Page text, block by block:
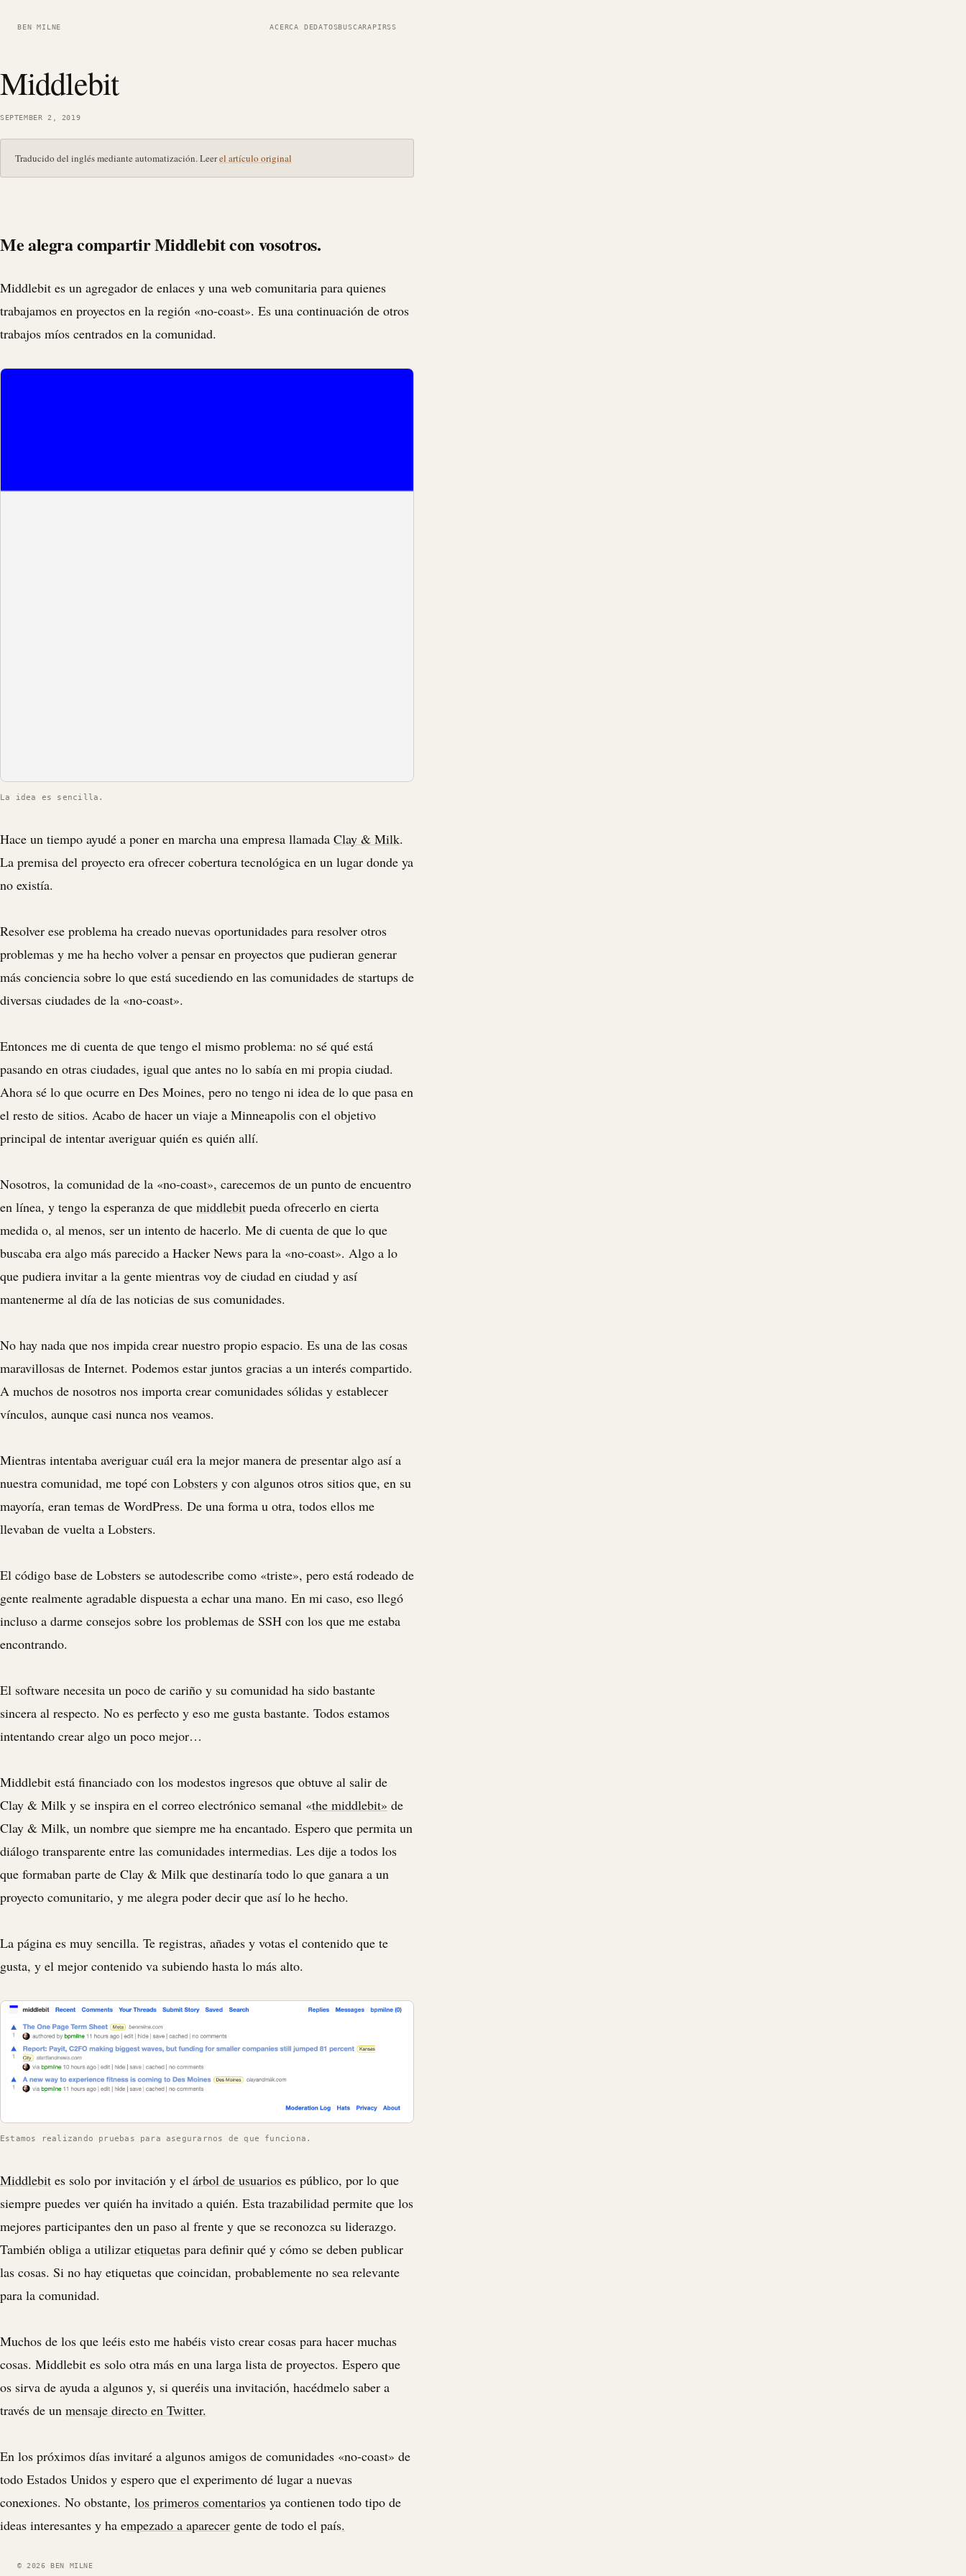
BEN MILNE ACERCA DEDATOSBUSCARAPIRSS
Middlebit
SEPTEMBER 2, 2019
Traducido del inglés mediante automatización. Leerel artículo original
Me alegra compartir Middlebit con vosotros.
Middlebit es un agregador de enlaces y una web comunitaria para quienes
trabajamos en proyectos en la región «no-coast». Es una continuación de otros
trabajos míos centrados en la comunidad.
La idea es sencilla.
Hace un tiempo ayudé a poner en marcha una empresa llamada Clay & Milk.
La premisa del proyecto era ofrecer cobertura tecnológica en un lugar donde ya
no existía.
Resolver ese problema ha creado nuevas oportunidades para resolver otros
problemas y me ha hecho volver a pensar en proyectos que pudieran generar
más conciencia sobre lo que está sucediendo en las comunidades de startups de
diversas ciudades de la «no-coast».
Entonces me di cuenta de que tengo el mismo problema: no sé qué está
pasando en otras ciudades, igual que antes no lo sabía en mi propia ciudad.
Ahora sé lo que ocurre en Des Moines, pero no tengo ni idea de lo que pasa en
el resto de sitios. Acabo de hacer un viaje a Minneapolis con el objetivo
principal de intentar averiguar quién es quién allí.
Nosotros, la comunidad de la «no-coast», carecemos de un punto de encuentro
en línea, y tengo la esperanza de que middlebit pueda ofrecerlo en cierta
medida o, al menos, ser un intento de hacerlo. Me di cuenta de que lo que
buscaba era algo más parecido a Hacker News para la «no-coast». Algo a lo
que pudiera invitar a la gente mientras voy de ciudad en ciudad y así
mantenerme al día de las noticias de sus comunidades.
No hay nada que nos impida crear nuestro propio espacio. Es una de las cosas
maravillosas de Internet. Podemos estar juntos gracias a un interés compartido.
A muchos de nosotros nos importa crear comunidades sólidas y establecer
vínculos, aunque casi nunca nos veamos.
Mientras intentaba averiguar cuál era la mejor manera de presentar algo así a
nuestra comunidad, me topé con Lobsters y con algunos otros sitios que, en su
mayoría, eran temas de WordPress. De una forma u otra, todos ellos me
llevaban de vuelta a Lobsters.
El código base de Lobsters se autodescribe como «triste», pero está rodeado de
gente realmente agradable dispuesta a echar una mano. En mi caso, eso llegó
incluso a darme consejos sobre los problemas de SSH con los que me estaba
encontrando.
El software necesita un poco de cariño y su comunidad ha sido bastante
sincera al respecto. No es perfecto y eso me gusta bastante. Todos estamos
intentando crear algo un poco mejor…
Middlebit está financiado con los modestos ingresos que obtuve al salir de
Clay & Milk y se inspira en el correo electrónico semanal «the middlebit» de
Clay & Milk, un nombre que siempre me ha encantado. Espero que permita un
diálogo transparente entre las comunidades intermedias. Les dije a todos los
que formaban parte de Clay & Milk que destinaría todo lo que ganara a un
proyecto comunitario, y me alegra poder decir que así lo he hecho.
La página es muy sencilla. Te registras, añades y votas el contenido que te
gusta, y el mejor contenido va subiendo hasta lo más alto.
Estamos realizando pruebas para asegurarnos de que funciona.
Middlebit es solo por invitación y el árbol de usuarios es público, por lo que
siempre puedes ver quién ha invitado a quién. Esta trazabilidad permite que los
mejores participantes den un paso al frente y que se reconozca su liderazgo.
También obliga a utilizar etiquetas para definir qué y cómo se deben publicar
las cosas. Si no hay etiquetas que coincidan, probablemente no sea relevante
para la comunidad.
Muchos de los que leéis esto me habéis visto crear cosas para hacer muchas
cosas. Middlebit es solo otra más en una larga lista de proyectos. Espero que
os sirva de ayuda a algunos y, si queréis una invitación, hacédmelo saber a
través de un mensaje directo en Twitter.
En los próximos días invitaré a algunos amigos de comunidades «no-coast» de
todo Estados Unidos y espero que el experimento dé lugar a nuevas
conexiones. No obstante, los primeros comentarios ya contienen todo tipo de
ideas interesantes y ha empezado a aparecer gente de todo el país.
© 2026 BEN MILNE